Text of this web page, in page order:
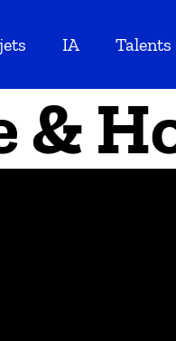
IA Talents
&